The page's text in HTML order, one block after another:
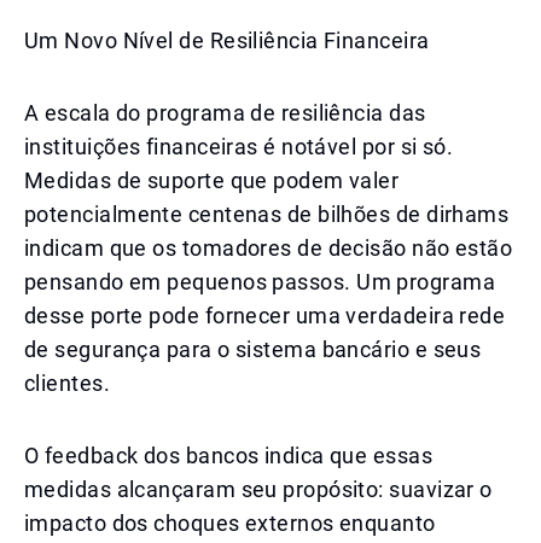
Um Novo Nível de Resiliência Financeira
A escala do programa de resiliência das
instituições financeiras é notável por si só.
Medidas de suporte que podem valer
potencialmente centenas de bilhões de dirhams
indicam que os tomadores de decisão não estão
pensando em pequenos passos. Um programa
desse porte pode fornecer uma verdadeira rede
de segurança para o sistema bancário e seus
clientes.
O feedback dos bancos indica que essas
medidas alcançaram seu propósito: suavizar o
impacto dos choques externos enquanto